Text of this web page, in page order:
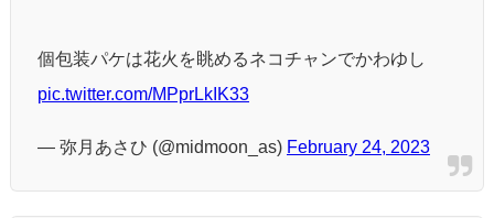
個包装パケは花火を眺めるネコチャンでかわゆし
pic.twitter.com/MPprLkIK33
— 弥月あさひ (@midmoon_as) February 24, 2023